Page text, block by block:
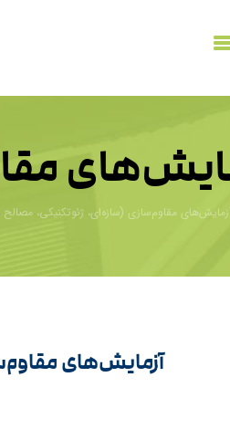
مقاوم‌سازی (سازه‌ای، ژئوتکنیکی،
آزمایش‌های